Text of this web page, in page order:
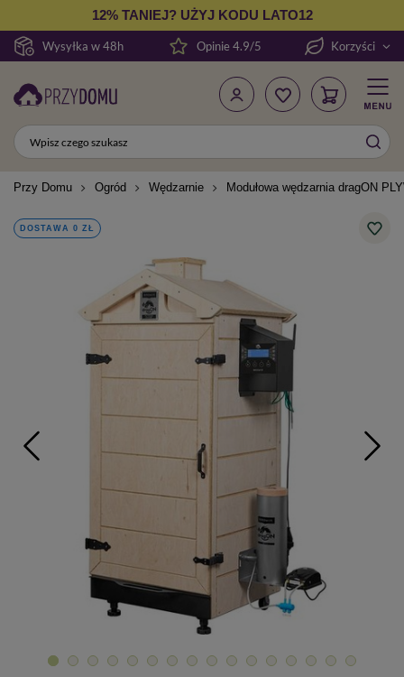
Wysyłka w 48h
12% TANIEJ? UŻYJ KODU LATO12
Opinie 4.9/5 Korzyści
Przy Domu Ogród Wędzarnie Modułowa wędzarnia dragON
DOSTAWA 0 ZŁ